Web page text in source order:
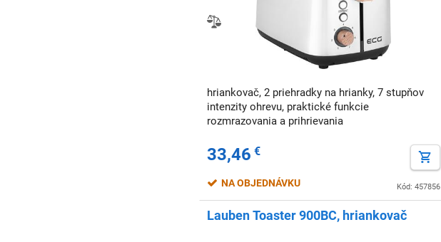
hriankovač, 2 priehradky na hrianky, 7 stupňov
intenzity ohrevu, praktické funkcie
rozmrazovania a prihrievania
33,46 €
Kód: 457856
NA OBJEDNÁVKU
Lauben Toaster 900BC, hriankovač